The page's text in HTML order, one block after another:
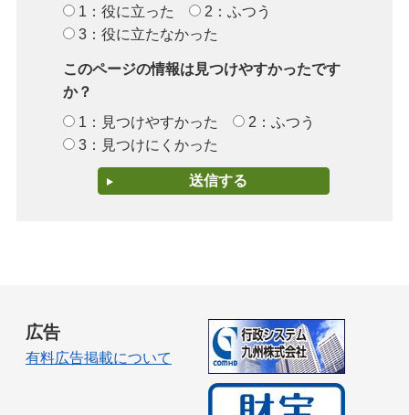
1：役に立った
2：ふつう
3：役に立たなかった
このページの情報は見つけやすかったです
か？
1：見つけやすかった
2：ふつう
3：見つけにくかった
広告
有料広告掲載について